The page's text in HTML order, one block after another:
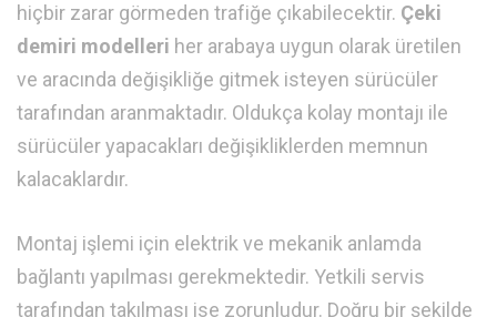
hiçbir zarar görmeden trafiğe çıkabilecektir. Çeki
demiri modelleri her arabaya uygun olarak üretilen
ve aracında değişikliğe gitmek isteyen sürücüler
tarafından aranmaktadır. Oldukça kolay montajı ile
sürücüler yapacakları değişikliklerden memnun
kalacaklardır.
Montaj işlemi için elektrik ve mekanik anlamda
bağlantı yapılması gerekmektedir. Yetkili servis
tarafından takılması ise zorunludur. Doğru bir şekilde